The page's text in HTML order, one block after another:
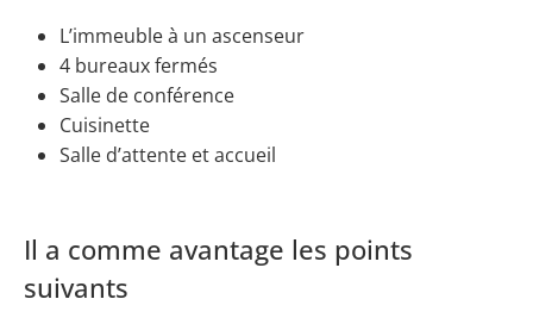
L’immeuble à un ascenseur
4 bureaux fermés
Salle de conférence
Cuisinette
Salle d’attente et accueil
Il a comme avantage les points
suivants